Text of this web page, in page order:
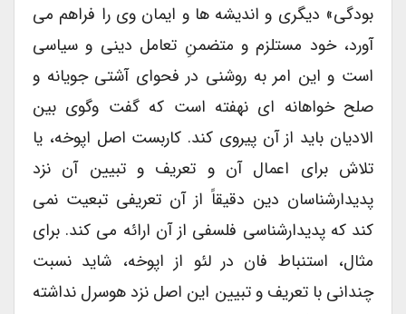
بودگی» دیگری و اندیشه ها و ایمان وی را فراهم می
آورد، خود مستلزم و متضمنِ تعامل دینی و سیاسی
است و این امر به روشنی در فحوای آشتی جویانه و
صلح خواهانه ای نهفته است که گفت وگوی بین
الادیان باید از آن پیروی کند. کاربست اصل اپوخه، یا
تلاش برای اعمال آن و تعریف و تبیین آن نزد
پدیدارشناسان دین دقیقاً از آن تعریفی تبعیت نمی
کند که پدیدارشناسی فلسفی از آن ارائه می کند. برای
مثال، استنباط فان در لئو از اپوخه، شاید نسبت
چندانی با تعریف و تبیین این اصل نزد هوسرل نداشته